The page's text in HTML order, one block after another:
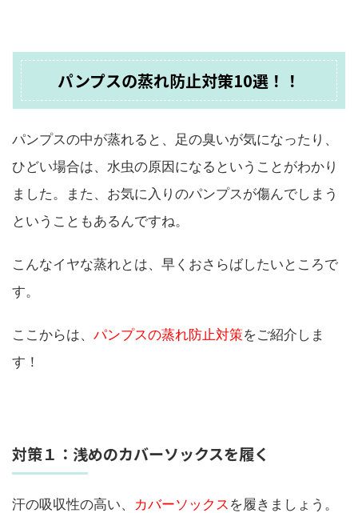
パンプスの蒸れ防止対策10選！！
パンプスの中が蒸れると、足の臭いが気になったり、
ひどい場合は、水虫の原因になるということがわかり
ました。また、お気に入りのパンプスが傷んでしまう
ということもあるんですね。
こんなイヤな蒸れとは、早くおさらばしたいところで
す。
ここからは、 パンプスの蒸れ防止対策をご紹介しま
す！
対策１：浅めのカバーソックスを履く
汗の吸収性の高い、 カバーソックス を履きましょう。